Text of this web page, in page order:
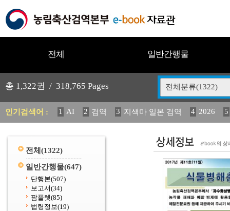
전체 일반간행물
총 1,322권 / 318,765 Pages 전체분류(1322)
인기검색어 : 1 AI 2 검역 3 지색마 일본 검역 4 2026
5
11 2025 12 중독성 식물 도감 13 (2013년도)
전체 (1322)
일반간행물(647)
단행본(507)
보고서(34)
팜플렛(85)
법령정보(19)